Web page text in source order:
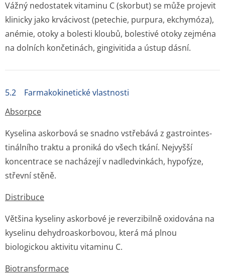
Vážný nedostatek vitaminu C (skorbut) se může projevit
klinicky jako krvácivost (petechie, purpura, ekchymóza),
anémie, otoky a bolesti kloubů, bolestivé otoky zejména
na dolních končetinách, gingivitida a ústup dásní.
5.2 Farmakokinetické vlastnosti
Absorpce
Kyselina askorbová se snadno vstřebává z gastrointes­
tinálního traktu a proniká do všech tkání. Nejvyšší
koncentrace se nacházejí v nadledvinkách, hypofýze,
střevní stěně.
Distribuce
Většina kyseliny askorbové je reverzibilně oxidována na
kyselinu dehydroaskorbovou, která má plnou
biologickou aktivitu vitaminu C.
Biotransformace